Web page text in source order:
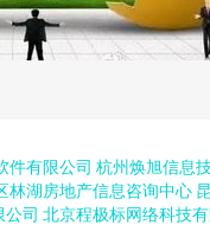
件有限公司 杭州焕旭信息
林湖房地产信息咨询中心
公司 北京程极标网络科技